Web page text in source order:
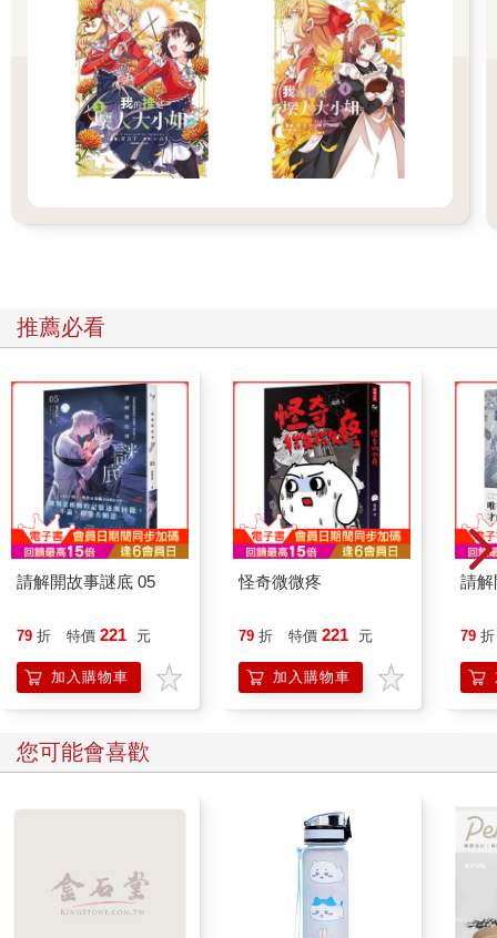
推薦必看
請解開故事謎底 05
79 折 特價 221 元
加入購物車
怪奇微微疼
79 折 特價 221 元
加入購物車
請解
79 折
您可能會喜歡